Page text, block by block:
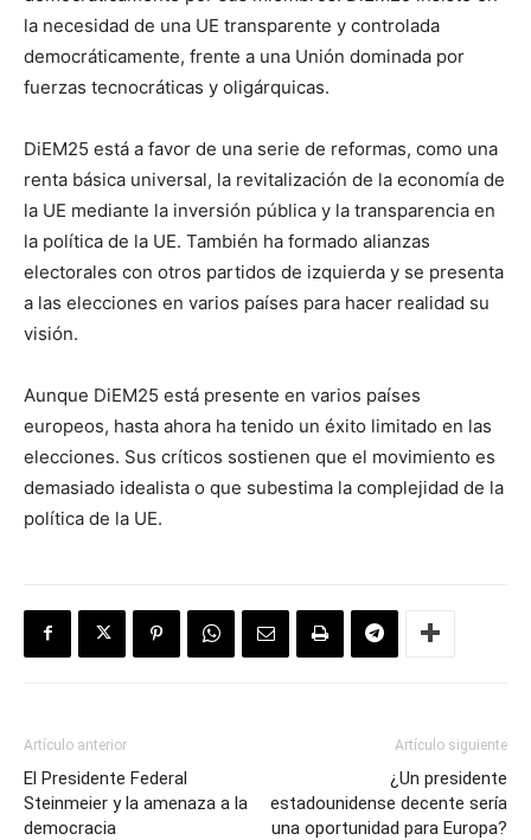
la necesidad de una UE transparente y controlada
democráticamente, frente a una Unión dominada por
fuerzas tecnocráticas y oligárquicas.
DiEM25 está a favor de una serie de reformas, como una
renta básica universal, la revitalización de la economía de
la UE mediante la inversión pública y la transparencia en
la política de la UE. También ha formado alianzas
electorales con otros partidos de izquierda y se presenta
a las elecciones en varios países para hacer realidad su
visión.
Aunque DiEM25 está presente en varios países
europeos, hasta ahora ha tenido un éxito limitado en las
elecciones. Sus críticos sostienen que el movimiento es
demasiado idealista o que subestima la complejidad de la
política de la UE.
Artículo anterior
El Presidente Federal
Steinmeier y la amenaza a la
democracia
Artículo siguiente
¿Un presidente
estadounidense decente sería
una oportunidad para Europa?